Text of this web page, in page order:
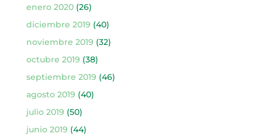
enero 2020(26)
diciembre 2019 (40)
noviembre 2019 (32)
octubre 2019 (38)
septiembre 2019 (46)
agosto 2019 (40)
julio 2019 (50)
junio 2019 (44)